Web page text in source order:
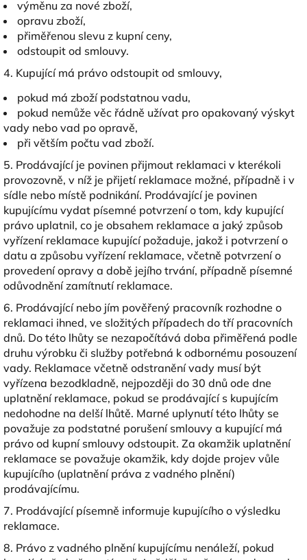
výměnu za nové zboží,
opravu zboží,
přiměřenou slevu z kupní ceny,
odstoupit od smlouvy.
4. Kupující má právo odstoupit od smlouvy,
pokud má zboží podstatnou vadu,
pokud nemůže věc řádně užívat pro opakovaný výskyt
vady nebo vad po opravě,
při větším počtu vad zboží.
5. Prodávající je povinen přijmout reklamaci v kterékoli
provozovně, v níž je přijetí reklamace možné, případně i v
sídle nebo místě podnikání. Prodávající je povinen
kupujícímu vydat písemné potvrzení o tom, kdy kupující
právo uplatnil, co je obsahem reklamace a jaký způsob
vyřízení reklamace kupující požaduje, jakož i potvrzení o
datu a způsobu vyřízení reklamace, včetně potvrzení o
provedení opravy a době jejího trvání, případně písemné
odůvodnění zamítnutí reklamace.
6. Prodávající nebo jím pověřený pracovník rozhodne o
reklamaci ihned, ve složitých případech do tří pracovních
dnů. Do této lhůty se nezapočítává doba přiměřená podle
druhu výrobku či služby potřebná k odbornému posouzení
vady. Reklamace včetně odstranění vady musí být
vyřízena bezodkladně, nejpozději do 30 dnů ode dne
uplatnění reklamace, pokud se prodávající s kupujícím
nedohodne na delší lhůtě. Marné uplynutí této lhůty se
považuje za podstatné porušení smlouvy a kupující má
právo od kupní smlouvy odstoupit. Za okamžik uplatnění
reklamace se považuje okamžik, kdy dojde projev vůle
kupujícího (uplatnění práva z vadného plnění)
prodávajícímu.
7. Prodávající písemně informuje kupujícího o výsledku
reklamace.
8. Právo z vadného plnění kupujícímu nenáleží, pokud